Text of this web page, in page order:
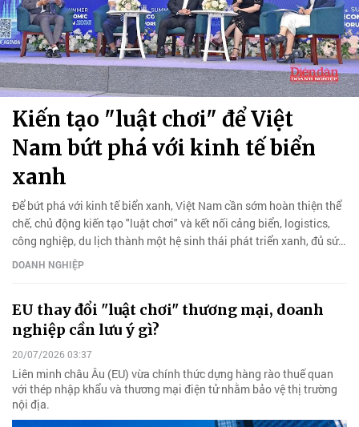
Kiến tạo "luật chơi" để Việt
Nam bứt phá với kinh tế biển
xanh
Để bứt phá với kinh tế biển xanh, Việt Nam cần sớm hoàn thiện thể
chế, chủ động kiến tạo "luật chơi" và kết nối cảng biển, logistics,
công nghiệp, du lịch thành một hệ sinh thái phát triển xanh, đủ sức
thu hút dòng vốn đầu tư chất lượng cao.
DOANH NGHIỆP
EU thay đổi "luật chơi" thương mại, doanh
nghiệp cần lưu ý gì?
20/07/2026 03:37
Liên minh châu Âu (EU) vừa chính thức dựng hàng rào thuế quan
với thép nhập khẩu và thương mại điện tử nhằm bảo vệ thị trường
nội địa.